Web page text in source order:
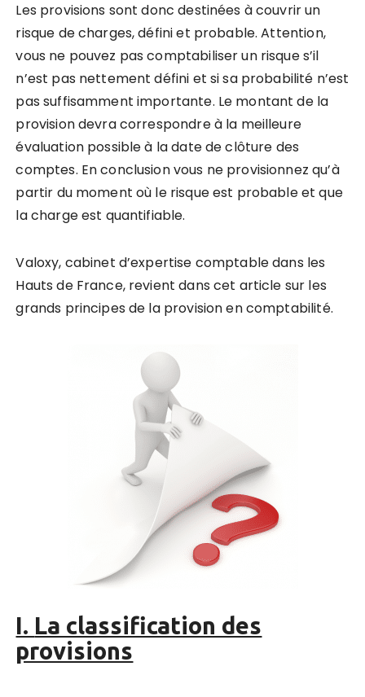
Les provisions sont donc destinées à couvrir un
risque de charges, défini et probable. Attention,
vous ne pouvez pas comptabiliser un risque s’il
n’est pas nettement défini et si sa probabilité n’est
pas suffisamment importante. Le montant de la
provision devra correspondre à la meilleure
évaluation possible à la date de clôture des
comptes. En conclusionvous ne provisionnez qu’à
partir du moment où le risque est probable et que
la charge est quantifiable.
Valoxy, cabinet d’expertise comptable dans les
Hauts de France, revient dans cet article sur les
grands principes de la provision en comptabilité.
I. La classification des
provisions